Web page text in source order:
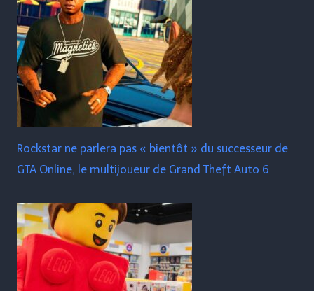
Rockstar ne parlera pas « bientôt » du successeur de
GTA Online, le multijoueur de Grand Theft Auto 6